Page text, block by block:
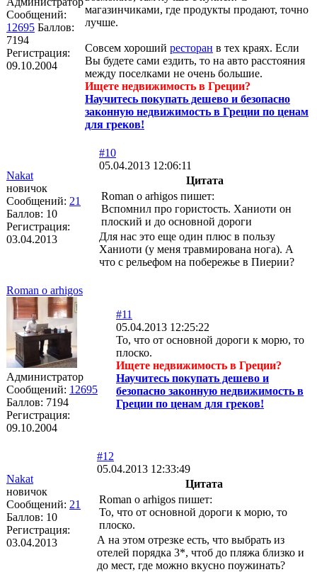
Сообщений:
12695 Баллов:
7194
Регистрация:
09.10.2004
магазинчиками, где продукты продают, точно
лучше.
Совсем хороший ресторан в тех краях. Если
Вы будете сами ездить, то на авто расстояния
между поселками не очень большие.
Ищете недвижимость в Греции?
Научитесь покупать дешево и безопасно
законную недвижимость в Греции по ценам
для греков!
Nakat
новичок
Сообщений: 21
Баллов: 10
Регистрация:
03.04.2013
#10
05.04.2013 12:06:11
Цитата
Roman o arhigos пишет:
Вспомнил про гористость. Ханиоти он
плоский и до основной дороги
Для нас это еще один плюс в пользу
Ханиоти (у меня травмирована нога). А
что с рельефом на побережье в Пиерии?
Roman o arhigos
Администратор
Сообщений: 12695
Баллов: 7194
Регистрация:
09.10.2004
#11
05.04.2013 12:25:22
То, что от основной дороги к морю, то
плоско.
Ищете недвижимость в Греции?
Научитесь покупать дешево и
безопасно законную недвижимость в
Греции по ценам для греков!
Nakat
новичок
Сообщений: 21
Баллов: 10
Регистрация:
03.04.2013
#12
05.04.2013 12:33:49
Цитата
Roman o arhigos пишет:
То, что от основной дороги к морю, то
плоско.
А на этом отрезке есть, что выбрать из
отелей порядка 3*, чтоб до пляжа близко и
до мест, где можно вкусно поужинать?